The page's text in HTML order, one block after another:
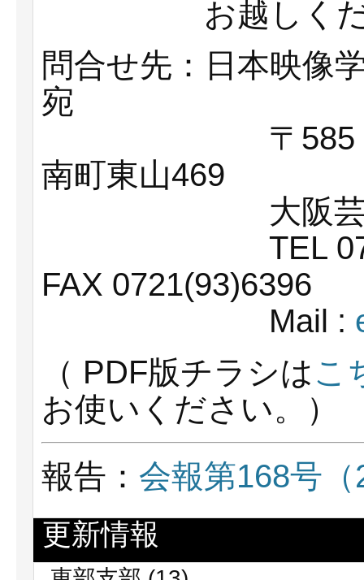
お越しくだ
問合せ先：日本映像
宛
〒585－8555
南町東山469
大阪芸術大
TEL
FAX 0721(93)6396
Mail :
（ PDF版チラシは こ
お使いください。）
報告： 会報第168号
更新情報